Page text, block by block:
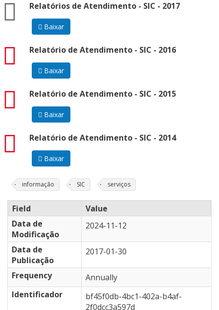
Relatórios de Atendimento - SIC - 2017
zip
Baixar
Relatório de Atendimento - SIC - 2016
pdf
Baixar
Relatório de Atendimento - SIC - 2015
pdf
Baixar
Relatório de Atendimento - SIC - 2014
pdf
Baixar
informação SIC serviços
Field
Value
Data de
Modificação
2024-11-12
Data de
Publicação
2017-01-30
Frequency
Annually
Identificador
bf45f0db-4bc1-402a-b4af-
2f0dcc3a597d